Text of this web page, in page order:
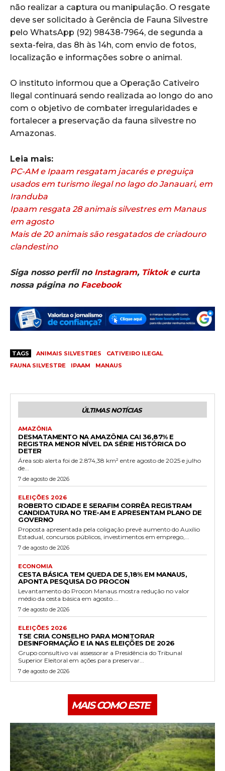
não realizar a captura ou manipulação. O resgate
deve ser solicitado à Gerência de Fauna Silvestre
pelo WhatsApp (92) 98438-7964, de segunda a
sexta-feira, das 8h às 14h, com envio de fotos,
localização e informações sobre o animal.
O instituto informou que a Operação Cativeiro
Ilegal continuará sendo realizada ao longo do ano
com o objetivo de combater irregularidades e
fortalecer a preservação da fauna silvestre no
Amazonas.
Leia mais:
PC-AM e Ipaam resgatam jacarés e preguiça
usados em turismo ilegal no lago do Janauari, em
Iranduba
Ipaam resgata 28 animais silvestres em Manaus
em agosto
Mais de 20 animais são resgatados de criadouro
clandestino
Siga nosso perfil no Instagram, Tiktoke curta
nossa página no Facebook
TAGS ANIMAIS SILVESTRES
CATIVEIRO ILEGAL
FAUNA SILVESTRE
IPAAM MANAUS
ÚLTIMAS NOTÍCIAS
AMAZÔNIA
DESMATAMENTO NA AMAZÔNIA CAI 36,87% E
REGISTRA MENOR NÍVEL DA SÉRIE HISTÓRICA DO
DETER
Área sob alerta foi de 2.874,38 km² entre agosto de 2025 e julho
de...
7 de agosto de 2026
ELEIÇÕES 2026
ROBERTO CIDADE E SERAFIM CORRÊA REGISTRAM
CANDIDATURA NO TRE-AM E APRESENTAM PLANO DE
GOVERNO
Proposta apresentada pela coligação prevê aumento do Auxílio
Estadual, concursos públicos, investimentos em emprego,...
7 de agosto de 2026
ECONOMIA
CESTA BÁSICA TEM QUEDA DE 5,18% EM MANAUS,
APONTA PESQUISA DO PROCON
Levantamento do Procon Manaus mostra redução no valor
médio da cesta básica em agosto....
7 de agosto de 2026
ELEIÇÕES 2026
TSE CRIA CONSELHO PARA MONITORAR
DESINFORMAÇÃO E IA NAS ELEIÇÕES DE 2026
Grupo consultivo vai assessorar a Presidência do Tribunal
Superior Eleitoral em ações para preservar...
7 de agosto de 2026
MAIS COMO ESTE